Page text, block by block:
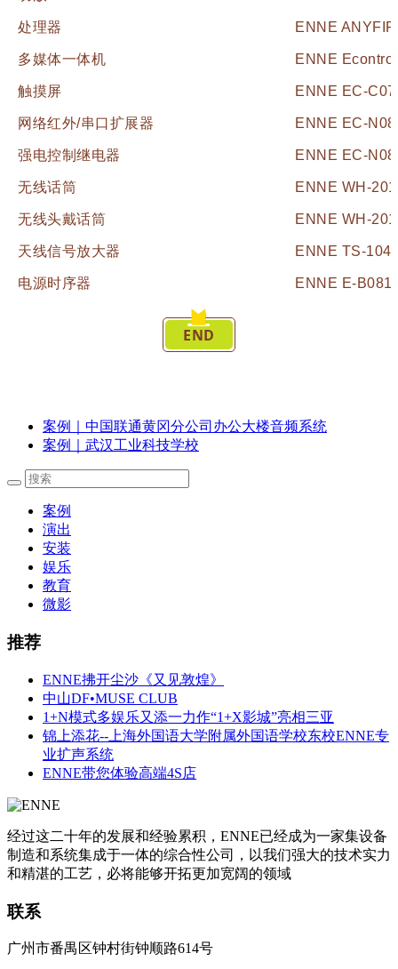
处理器 ENNE
多媒体一体机 ENNE
触摸屏 ENNE EC-
网络红外/串口扩展器 ENNE EC-
强电控制继电器 ENNE EC-
无线话筒 ENNE WH-
无线头戴话筒 ENNE WH-
天线信号放大器 ENNE TS-
电源时序器 ENNE E-
END
案例｜中国联通黄冈分公司办公大楼音频系统
案例｜武汉工业科技学校
案例
演出
安装
娱乐
教育
微影
推荐
ENNE拂开尘沙《又见敦煌》
中山DF•MUSE CLUB
1+N模式多娱乐又添一力作“1+X影城”亮相三亚
锦上添花--上海外国语大学附属外国语学校东校ENNE专
业扩声系统
ENNE带您体验高端4S店
经过这二十年的发展和经验累积，ENNE已经成为一家集设备
制造和系统集成于一体的综合性公司，以我们强大的技术实力
和精湛的工艺，必将能够开拓更加宽阔的领域
联系
广州市番禺区钟村街钟顺路614号